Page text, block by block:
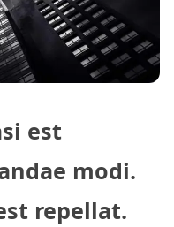
est
modi.
repellat.